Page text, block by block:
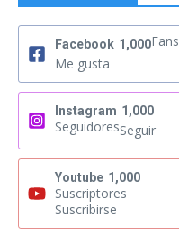
Facebook 1,000Fans
Me gusta
Instagram 1,000
SeguidoresSeguir
Youtube 1,000
Suscriptores
Suscribirse